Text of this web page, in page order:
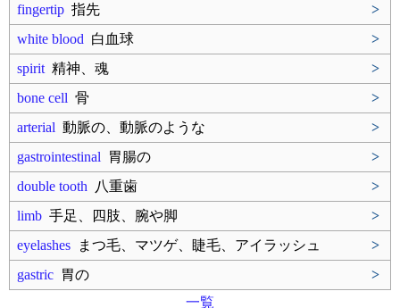
fingertip 指先
>
white blood 白血球
>
spirit 精神、魂
>
bone cell 骨
>
arterial 動脈の、動脈のような
>
gastrointestinal 胃腸の
>
double tooth 八重歯
>
limb 手足、四肢、腕や脚
>
eyelashes まつ毛、マツゲ、睫毛、アイラッシュ
>
gastric 胃の
>
一覧